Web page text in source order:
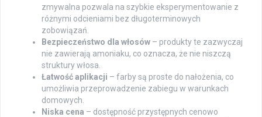
zmywalna pozwala na szybkie eksperymentowanie z
różnymi odcieniami bez długoterminowych
zobowiązań.
Bezpieczeństwo dla włosów – produkty te zazwyczaj
nie zawierają amoniaku, co oznacza, że nie niszczą
struktury włosa.
Łatwość aplikacji – farby są proste do nałożenia, co
umożliwia przeprowadzenie zabiegu w warunkach
domowych.
Niska cena – dostępność przystępnych cenowo